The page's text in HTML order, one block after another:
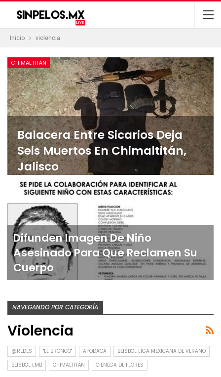
Inicio violencia
CHIMALTITÁN
Balacera Entre Sicarios Deja
Seis Muertos En Chimaltitán,
Jalisco
Difunden Imagen De Niño
Asesinado Para Que Reclamen Su
Cuerpo
NAVEGANDO POR CATEGORÍA
Violencia
@REDES "EL BRONCO" APODACA
BEISBOL LIGA MEXICANA DE VERANO
BEISBOL LMB
CHIMALTITÁN CIENEGA DE FLORES